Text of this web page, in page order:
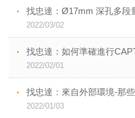
找忠達：Ø17mm 深孔多段
2022/03/02
找忠達：如何準確進行
2022/02/01
找忠達：來自外部環境-那
2022/01/03